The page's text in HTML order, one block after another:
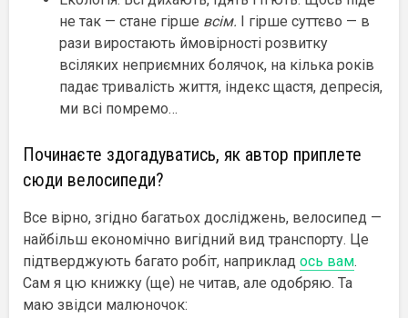
не так — стане гірше всім.
І гірше суттєво — в
рази виростають ймовірності розвитку
всіляких неприємних болячок, на кілька років
падає тривалість життя, індекс щастя, депресія,
ми всі помремо…
Починаєте здогадуватись, як автор приплете
сюди велосипеди?
Все вірно, згідно багатьох досліджень, велосипед —
найбільш економічно вигідний вид транспорту. Це
підтверджують багато робіт, наприклад ось вам.
Сам я цю книжку (ще) не читав, але одобряю. Та
маю звідси малюночок: